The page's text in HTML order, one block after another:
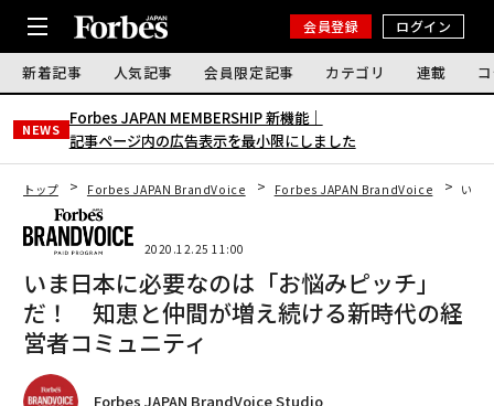
会員登録 ログイン
新着記事 人気記事 会員限定記事 カテゴリ 連載
NEWS
Forbes JAPAN MEMBERSHIP 新機能｜
記事ページ内の広告表示を最小限にしました
トップ Forbes JAPAN BrandVoice Forbes JAPAN BrandVoice いま
2020.12.25 11:00
いま日本に必要なのは「お悩みピッチ」
だ！ 知恵と仲間が増え続ける新時代の経
営者コミュニティ
Forbes JAPAN BrandVoice Studio